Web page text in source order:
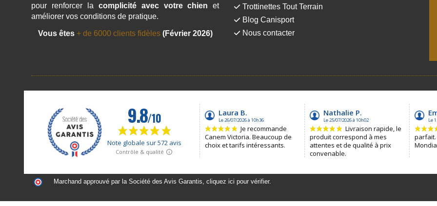
pour renforcer la complicité avec votre chien et
améliorer vos conditions de pratique.
Vous êtes + de 6000 clients fidèles (Février 2026)
Trottinettes Tout Terrain
Blog Canisport
Nous contacter
Marchand approuvé par la Société des Avis Garantis, cliquez ici pour vérifier.